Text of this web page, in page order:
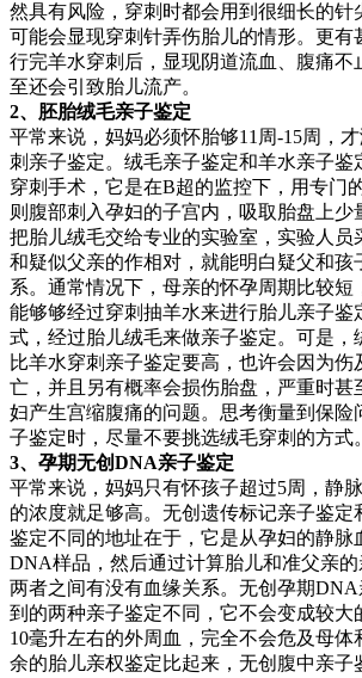
然具有风险，穿刺时都会用到很细长的针
可能会显现穿刺针弄伤胎儿的情形。更有
行完羊水穿刺后，显现阴道流血、腹痛不
至还会引致胎儿流产。
2、胚胎绒毛亲子鉴定
平常来说，妈妈必须怀胎够11周-15周，
刺亲子鉴定。绒毛亲子鉴定和羊水亲子鉴
穿刺手术，它是在B超的监控下，用专门
则腹部刺入孕妇的子宫内，吸取胎盘上少
把胎儿绒毛交给专业的实验室，实验人
和疑似父亲的作相对，就能明白疑父和孩
系。通常情况下，母亲的怀孕周期比较短
能够够经过穿刺抽羊水来进行胎儿亲子鉴
式，经过胎儿绒毛来做亲子鉴定。可是，
比羊水穿刺亲子鉴定要高，也许会因为伤
亡，并且另有概率会损伤胎盘，严重时甚
妇产生宫缩腹痛的问题。思考衡量到保险
子鉴定时，尽量不要挑选绒毛穿刺的方式。
3、孕期无创DNA亲子鉴定
平常来说，妈妈只有怀孩子超过5周，静
的浓度就足够高。无创遗传标记亲子鉴定
鉴定不同的地址在于，它是从孕妇的静脉
DNA样品，然后通过计算胎儿和准父亲
两者之间有没有血缘关系。无创孕期
到的两种亲子鉴定不同，它不会变成较大
10毫升左右的外周血，完全不会危及母体
余的胎儿亲权鉴定比起来，无创腹中亲子